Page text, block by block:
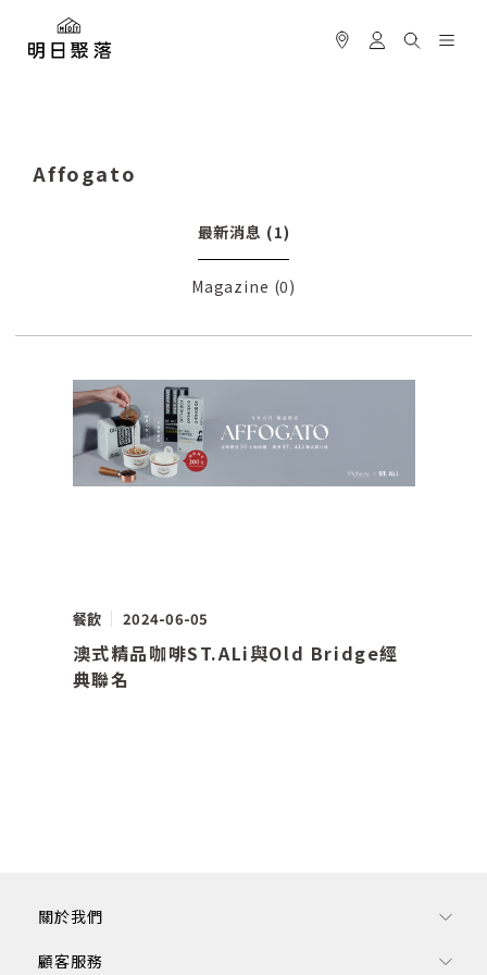
Affogato
最新消息 (1)
Magazine (0)
餐飲 2024-06-05
澳式精品咖啡ST.ALi與Old Bridge經
典聯名
關於我們
顧客服務